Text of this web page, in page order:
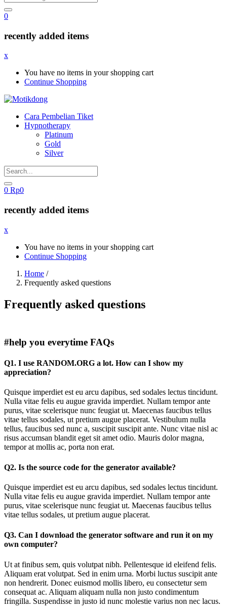
0
recently added items
x
You have no items in your shopping cart
Continue Shopping
Cara Pembelian Tiket
Hypnotherapy
Platinum
Gold
Silver
0 Rp0
recently added items
x
You have no items in your shopping cart
Continue Shopping
Home /
Frequently asked questions
Frequently asked questions
#help you everytime FAQs
Q1. I use RANDOM.ORG a lot. How can I show my
appreciation?
Quisque imperdiet est eu arcu dapibus, sed sodales lectus tincidunt.
Nulla vitae felis eu augue gravida imperdiet. Nullam tempor ante
purus, vitae scelerisque nunc feugiat ut. Maecenas faucibus tellus
vitae tellus sodales, ut pretium augue placerat. Vestibulum nulla
tellus, faucibus sed nunc a, suscipit suscipit ante. Nunc vitae nisl ac
risus accumsan blandit eget sit amet odio. Mauris dolor magna,
tempor at mollis ac, porta non erat.
Q2. Is the source code for the generator available?
Quisque imperdiet est eu arcu dapibus, sed sodales lectus tincidunt.
Nulla vitae felis eu augue gravida imperdiet. Nullam tempor ante
purus, vitae scelerisque nunc feugiat ut. Maecenas faucibus tellus
vitae tellus sodales, ut pretium augue placerat.
Q3. Can I download the generator software and run it on my
own computer?
Ut at finibus sem, quis volutpat nibh. Pellentesque id eleifend felis.
Aliquam erat volutpat. Sed in enim urna. Morbi luctus suscipit ante
non hendrerit. Donec euismod mollis libero, eu consectetur sem
consequat ac. Aliquam aliquam nulla non justo condimentum
fringilla. Suspendisse in justo id nunc molestie varius non nec lacus.